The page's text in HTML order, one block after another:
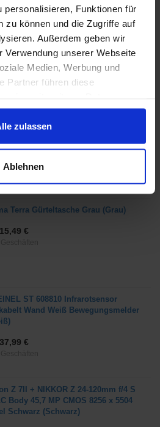
personalisieren, Funktionen für
zu können und die Zugriffe auf
Außerdem geben wir
Verwendung unserer Webseite
Medien, Werbung und
Partner führen diese
bereitgestellt hast oder die sie
der Dienste gesammelt
zulassen
Ablehnen
00176554 Bewegungsmelder
Kabellos Decke/Wand Weiß
€
AG 150320A0 Bewegungsmelder
€
Geschäften
Terra Gürteltasche Grau (Grau)
€
ST 608810 Infrarotsensor
Wand Weiß Bewegungsmelder
€
Z 7II + NIKKOR Z 24-120mm f/4 S
Body 45,7 MP CMOS 8256 x 5504
Schwarz (Schwarz)